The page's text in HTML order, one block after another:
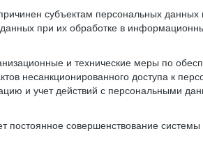
субъектам персональных данных
при их обработке в
и технические меры по
несанкционированного доступа к
и учет действий с персональными
постоянное совершенствование